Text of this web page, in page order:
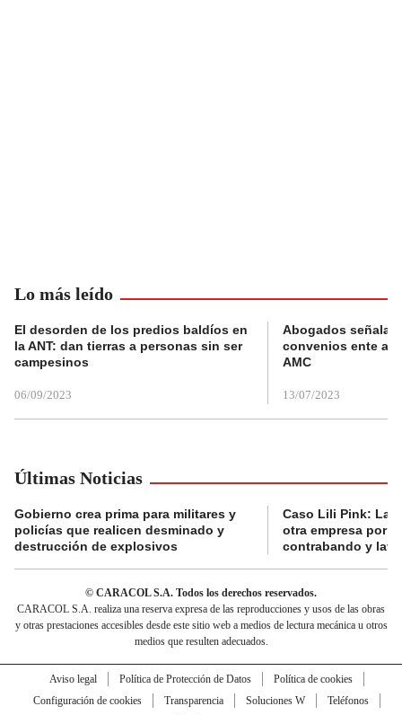
Lo más leído
El desorden de los predios baldíos en
la ANT: dan tierras a personas sin ser
campesinos
06/09/2023
Abogados
convenios ente
AMC
13/07/2023
Últimas Noticias
Gobierno crea prima para militares y
policías que realicen desminado y
destrucción de explosivos
Caso Lili Pink: La
otra empresa por
contrabando y
© CARACOL S.A. Todos los derechos reservados.
CARACOL S.A. realiza una reserva expresa de las reproducciones y usos de las obras
y otras prestaciones accesibles desde este sitio web a medios de lectura mecánica u otros
medios que resulten adecuados.
Aviso legal Política de Protección de Datos
Política de cookies
Configuración de cookies
Transparencia Soluciones W
Teléfonos